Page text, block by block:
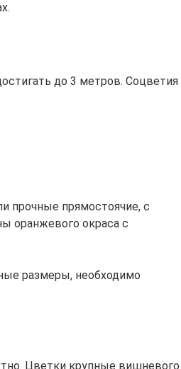
до 3 метров. Соцветия
прочные прямостоячие, с
оранжевого окраса с
размеры, необходимо
Цветки крупные вишневого